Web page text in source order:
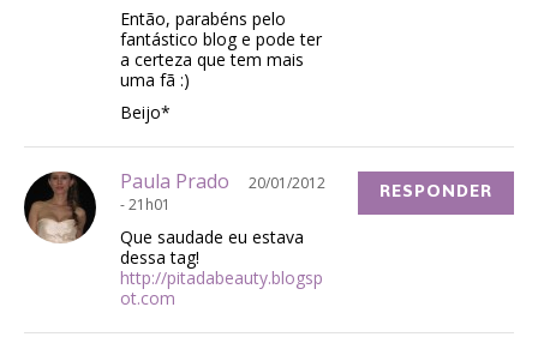
Então, parabéns pelo
fantástico blog e pode ter
a certeza que tem mais
uma fã :)
Beijo*
Paula Prado
20/01/2012
- 21h01
Que saudade eu estava
dessa tag!
http://pitadabeauty.blogsp
ot.com
RESPONDER